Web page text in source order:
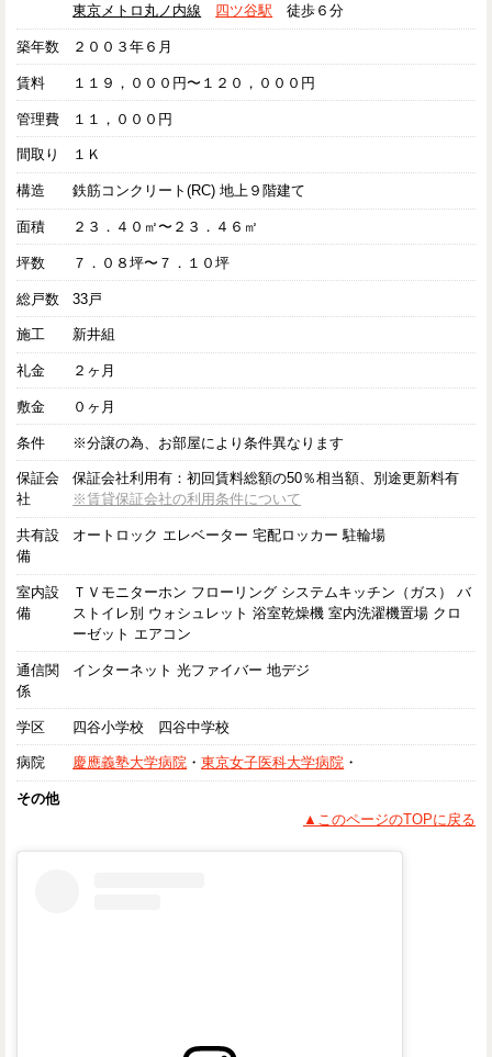
東京メトロ丸ノ内線
四ツ谷駅 徒歩６分
築年数 ２００３年６月
賃料 １１９，０００円〜１２０，０００円
管理費 １１，０００円
間取り １Ｋ
構造 鉄筋コンクリート(RC) 地上９階建て
面積 ２３．４０㎡〜２３．４６㎡
坪数 ７．０８坪〜７．１０坪
総戸数 33戸
施工 新井組
礼金 ２ヶ月
敷金 ０ヶ月
条件 ※分譲の為、お部屋により条件異なります
保証会
社
保証会社利用有：初回賃料総額の50％相当額、別途更新料有
※賃貸保証会社の利用条件について
共有設
備
オートロック エレベーター 宅配ロッカー 駐輪場
室内設
備
ＴＶモニターホン フローリング システムキッチン（ガス） バ
ストイレ別 ウォシュレット 浴室乾燥機 室内洗濯機置場 クロ
ーゼット エアコン
通信関
係
インターネット 光ファイバー 地デジ
学区 四谷小学校 四谷中学校
病院 慶應義塾大学病院 ・東京女子医科大学病院 ・
その他
▲このページのTOPに戻る